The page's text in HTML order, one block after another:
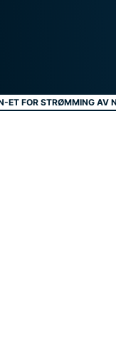
ET FOR STRØMMING AV